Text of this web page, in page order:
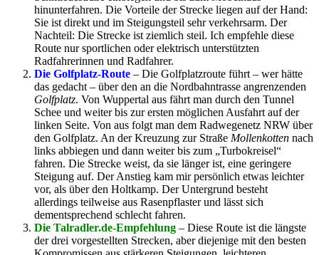
hinunterfahren. Die Vorteile der Strecke liegen auf der Hand:
Sie ist direkt und im Steigungsteil sehr verkehrsarm. Der
Nachteil: Die Strecke ist ziemlich steil. Ich empfehle diese
Route nur sportlichen oder elektrisch unterstützten
Radfahrerinnen und Radfahrer.
Die Golfplatz-Route – Die Golfplatzroute führt – wer hätte
das gedacht – über den an die Nordbahntrasse angrenzenden
Golfplatz. Von Wuppertal aus fährt man durch den Tunnel
Schee und weiter bis zur ersten möglichen Ausfahrt auf der
linken Seite. Von aus folgt man dem Radwegenetz NRW über
den Golfplatz. An der Kreuzung zur Straße Mollenkotten nach
links abbiegen und dann weiter bis zum „Turbokreisel“
fahren. Die Strecke weist, da sie länger ist, eine geringere
Steigung auf. Der Anstieg kam mir persönlich etwas leichter
vor, als über den Holtkamp. Der Untergrund besteht
allerdings teilweise aus Rasenpflaster und lässt sich
dementsprechend schlecht fahren.
Die Talradler.de-Empfehlung – Diese Route ist die längste
der drei vorgestellten Strecken, aber diejenige mit den besten